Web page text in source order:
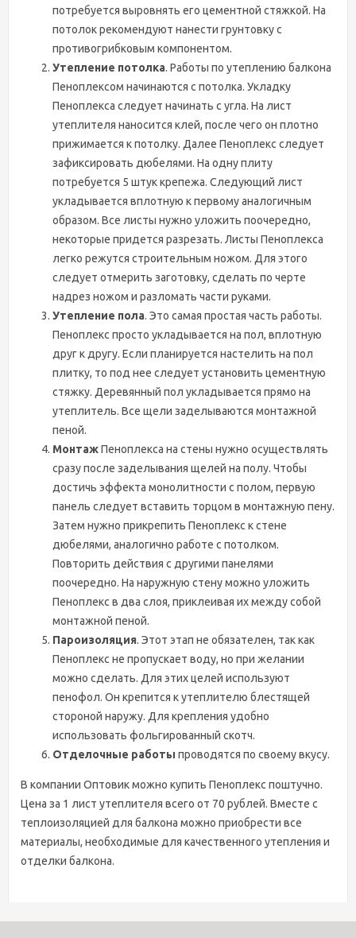
потребуется выровнять его цементной стяжкой. На
потолок рекомендуют нанести грунтовку с
противогрибковым компонентом.
Утепление потолка. Работы по утеплению балкона
Пеноплексом начинаются с потолка. Укладку
Пеноплекса следует начинать с угла. На лист
утеплителя наносится клей, после чего он плотно
прижимается к потолку. Далее Пеноплекс следует
зафиксировать дюбелями. На одну плиту
потребуется 5 штук крепежа. Следующий лист
укладывается вплотную к первому аналогичным
образом. Все листы нужно уложить поочередно,
некоторые придется разрезать. Листы Пеноплекса
легко режутся строительным ножом. Для этого
следует отмерить заготовку, сделать по черте
надрез ножом и разломать части руками.
Утепление пола. Это самая простая часть работы.
Пеноплекс просто укладывается на пол, вплотную
друг к другу. Если планируется настелить на пол
плитку, то под нее следует установить цементную
стяжку. Деревянный пол укладывается прямо на
утеплитель. Все щели заделываются монтажной
пеной.
МонтажПеноплекса на стены нужно осуществлять
сразу после заделывания щелей на полу. Чтобы
достичь эффекта монолитности с полом, первую
панель следует вставить торцом в монтажную пену.
Затем нужно прикрепить Пеноплекс к стене
дюбелями, аналогично работе с потолком.
Повторить действия с другими панелями
поочередно. На наружную стену можно уложить
Пеноплекс в два слоя, приклеивая их между собой
монтажной пеной.
Пароизоляция. Этот этап не обязателен, так как
Пеноплекс не пропускает воду, но при желании
можно сделать. Для этих целей используют
пенофол. Он крепится к утеплителю блестящей
стороной наружу. Для крепления удобно
использовать фольгированный скотч.
Отделочные работы проводятся по своему вкусу.
В компании Оптовик можно купить Пеноплекс поштучно.
Цена за 1 лист утеплителя всего от 70 рублей. Вместе с
теплоизоляцией для балкона можно приобрести все
материалы, необходимые для качественного утепления и
отделки балкона.